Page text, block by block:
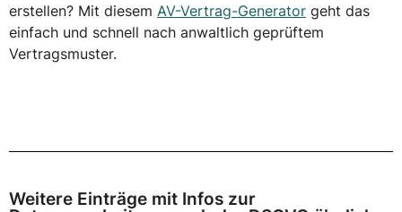
erstellen? Mit diesem AV-Vertrag-Generator geht das
einfach und schnell nach anwaltlich geprüftem
Vertragsmuster.
Weitere Einträge mit Infos zur